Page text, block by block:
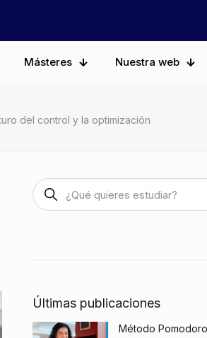
Másteres Nuestra web
del control y la optimización
Últimas publicaciones
Método